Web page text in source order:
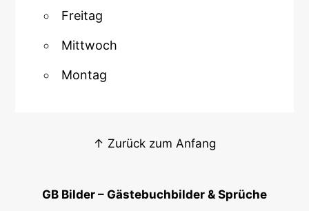
Freitag
Mittwoch
Montag
↑ Zurück zum Anfang
GB Bilder – Gästebuchbilder & Sprüche